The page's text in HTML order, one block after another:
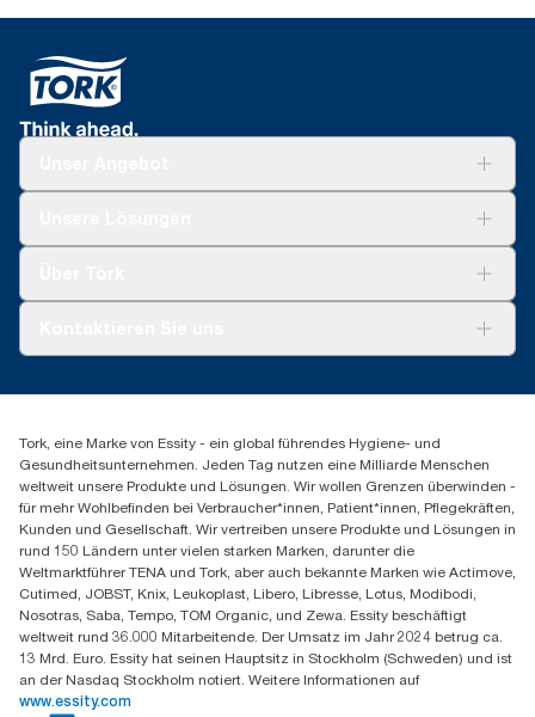
Spenderreklamation
+41 (0)848/810152
Essity Switzerland AG
Parkstraße 1b
6214 Schenkon
Mo-Do 8:00-16:30 | Fr 8:00-15:00
GLN: 7609999000928
Tork, eine Marke von Essity - ein global führendes Hygiene- und
Gesundheitsunternehmen. Jeden Tag nutzen eine Milliarde Menschen
weltweit unsere Produkte und Lösungen. Wir wollen Grenzen überwinden -
für mehr Wohlbefinden bei Verbraucher*innen, Patient*innen, Pflegekräften,
Kunden und Gesellschaft. Wir vertreiben unsere Produkte und Lösungen in
rund 150 Ländern unter vielen starken Marken, darunter die
Weltmarktführer TENA und Tork, aber auch bekannte Marken wie Actimove,
Cutimed, JOBST, Knix, Leukoplast, Libero, Libresse, Lotus, Modibodi,
Nosotras, Saba, Tempo, TOM Organic, und Zewa. Essity beschäftigt
weltweit rund 36.000 Mitarbeitende. Der Umsatz im Jahr 2024 betrug ca.
13 Mrd. Euro. Essity hat seinen Hauptsitz in Stockholm (Schweden) und ist
an der Nasdaq Stockholm notiert. Weitere Informationen auf
www.essity.com